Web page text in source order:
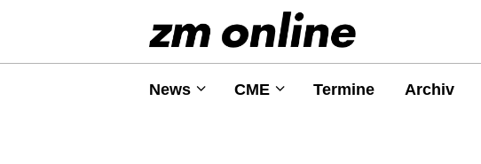
News CME Termine Archiv